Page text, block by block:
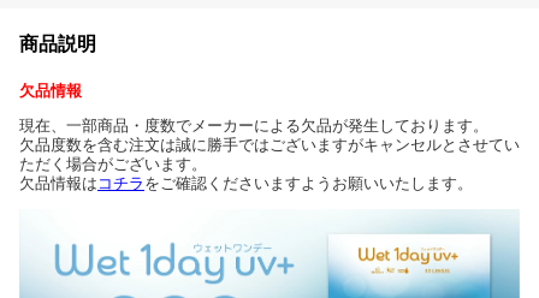
商品説明
欠品情報
現在、一部商品・度数でメーカーによる欠品が発生しております。
欠品度数を含む注文は誠に勝手ではございますがキャンセルとさせてい
ただく場合がございます。
欠品情報は コチラ をご確認くださいますようお願いいたします。